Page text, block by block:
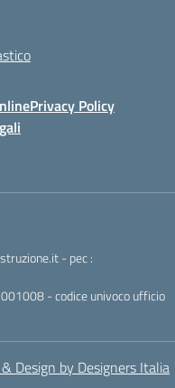
Privacy Policy
- pec :
- codice univoco ufficio
Design by Designers Italia